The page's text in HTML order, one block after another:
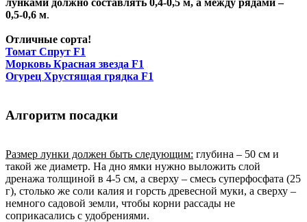
лунками должно составлять 0,4-0,5 м, а между рядами –
0,5-0,6 м.
Отличные сорта!
Томат Спрут F1
Морковь Красная звезда F1
Огурец Хрустящая грядка F1
Алгоритм посадки
Размер лунки должен быть следующим: глубина – 50 см и
такой же диаметр. На дно ямки нужно выложить слой
дренажа толщиной в 4-5 см, а сверху – смесь суперфосфата (25
г), столько же соли калия и горсть древесной муки, а сверху –
немного садовой земли, чтобы корни рассады не
соприкасались с удобрениями.